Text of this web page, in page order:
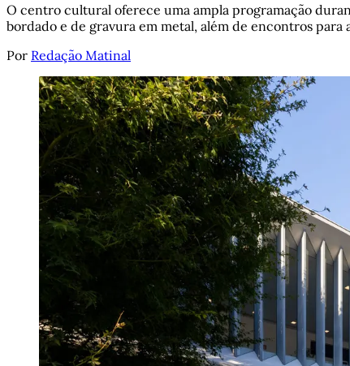
O centro cultural oferece uma ampla programação
bordado e de gravura em metal, além de encontros
Por Redação Matinal